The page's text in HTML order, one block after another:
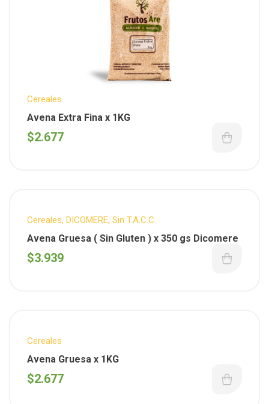
Cereales
Avena Extra Fina x 1KG
$2.677
Cereales, DICOMERE, Sin T.A.C.C.
Avena Gruesa ( Sin Gluten ) x 350 gs Dicomere
$3.939
Cereales
Avena Gruesa x 1KG
$2.677